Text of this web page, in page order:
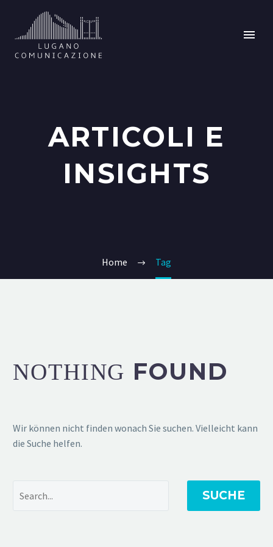
ARTICOLI E
INSIGHTS
Home Tag
NOTHING FOUND
Wir können nicht finden wonach Sie suchen. Vielleicht kann
die Suche helfen.
SUCHE